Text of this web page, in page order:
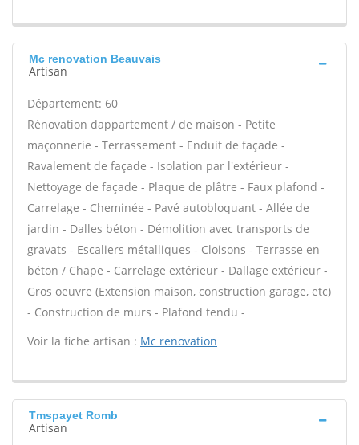
Mc renovation Beauvais
Artisan
Département: 60
Rénovation dappartement / de maison - Petite
maçonnerie - Terrassement - Enduit de façade -
Ravalement de façade - Isolation par l'extérieur -
Nettoyage de façade - Plaque de plâtre - Faux plafond -
Carrelage - Cheminée - Pavé autobloquant - Allée de
jardin - Dalles béton - Démolition avec transports de
gravats - Escaliers métalliques - Cloisons - Terrasse en
béton / Chape - Carrelage extérieur - Dallage extérieur -
Gros oeuvre (Extension maison, construction garage, etc)
- Construction de murs - Plafond tendu -
Voir la fiche artisan : Mc renovation
Tmspayet Romb
Artisan